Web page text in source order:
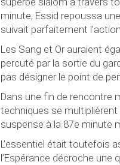
minute, Essid repoussa
suivait parfaitement
Les Sang et Or auraient
percuté par la sortie du
pas désigner le point de
Dans une fin de rencontre
techniques se
suspense à la 87e minute
L’essentiel était toutefois
l’Espérance décroche une